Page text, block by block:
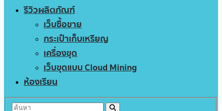
รีวิวผลิตภัณฑ์
เว็บซื้อขาย
กระเป๋าเก็บเหรียญ
เครื่องขุด
เว็บขุดแบบ Cloud Mining
ห้องเรียน